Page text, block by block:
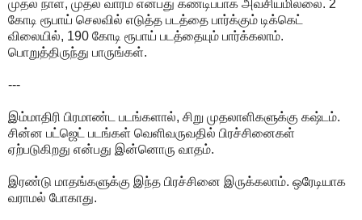
முதல் நாள், முதல் வாரம் என்பது கண்டிப்பாக அவசியமில்லை. 2
கோடி ரூபாய் செலவில் எடுத்த படத்தை பார்க்கும் டிக்கெட்
விலையில், 190 கோடி ரூபாய் படத்தையும் பார்க்கலாம்.
பொறுத்திருந்து பாருங்கள்.
---
இம்மாதிரி பிரமாண்ட படங்களால், சிறு முதலாளிகளுக்கு கஷ்டம்.
சின்ன பட்ஜெட் படங்கள் வெளிவருவதில் பிரச்சினைகள்
ஏற்படுகிறது என்பது இன்னொரு வாதம்.
இரண்டு மாதங்களுக்கு இந்த பிரச்சினை இருக்கலாம். ஒரேடியாக
வராமல் போகாது.